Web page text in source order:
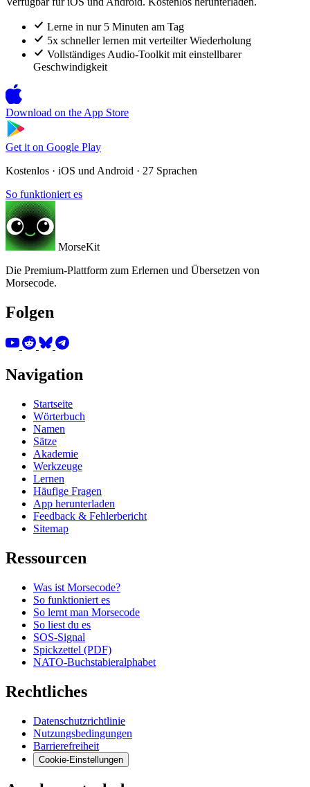
Lerne in nur 5 Minuten am Tag
5x schneller lernen mit verteilter Wiederholung
Vollständiges Audio-Toolkit mit einstellbarer
Geschwindigkeit
Download on the App Store
Get it on Google Play
Kostenlos · iOS und Android · 27 Sprachen
So funktioniert es
MorseKit
Die Premium-Plattform zum Erlernen und Übersetzen von
Morsecode.
Folgen
Navigation
Startseite
Wörterbuch
Namen
Sätze
Akademie
Werkzeuge
Lernen
Häufige Fragen
App herunterladen
Feedback & Fehlerbericht
Sitemap
Ressourcen
Was ist Morsecode?
So funktioniert es
So lernt man Morsecode
So liest du es
SOS-Signal
Spickzettel (PDF)
NATO-Buchstabieralphabet
Rechtliches
Datenschutzrichtlinie
Nutzungsbedingungen
Barrierefreiheit
Cookie-Einstellungen